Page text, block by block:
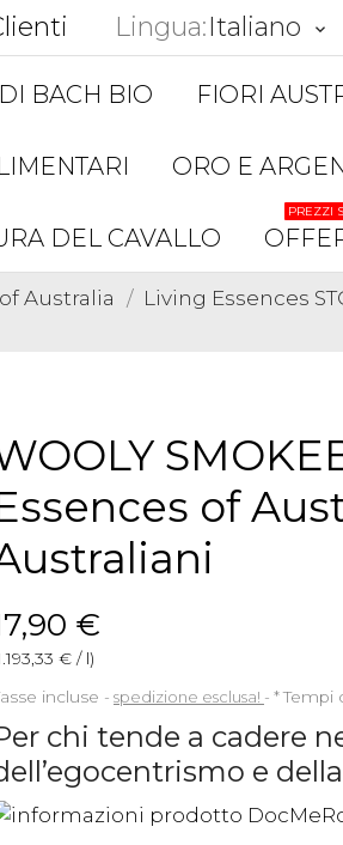
Lingua:Italiano keyboard_arrow_down
BACH BIO FIORI
ORO E
DEL CAVALLO
PREZZI
Australia Living Essences
of
€
€ / l)
incluse
spedizione esclusa! *Tempi
chi tende a cadere
e